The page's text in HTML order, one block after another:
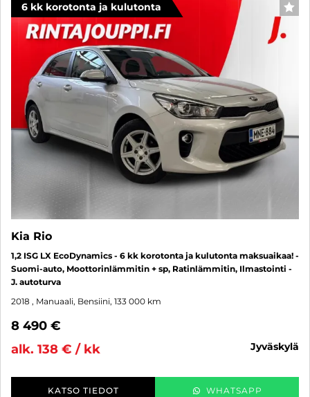
6 kk korotonta ja kulutonta
Kia Rio
1,2 ISG LX EcoDynamics - 6 kk korotonta ja kulutonta maksuaikaa! -
Suomi-auto, Moottorinlämmitin + sp, Ratinlämmitin, Ilmastointi -
J. autoturva
2018 , Manuaali, Bensiini, 133 000 km
8 490 €
alk. 138 € / kk
jyväskylä
KATSO TIEDOT WHATSAPP